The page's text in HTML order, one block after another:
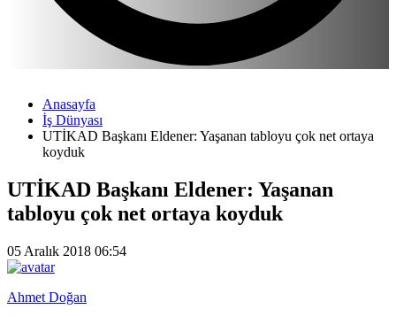
Anasayfa
İş Dünyası
UTİKAD Başkanı Eldener: Yaşanan tabloyu çok net ortaya
koyduk
UTİKAD Başkanı Eldener: Yaşanan
tabloyu çok net ortaya koyduk
05 Aralık 2018 06:54
Ahmet Doğan